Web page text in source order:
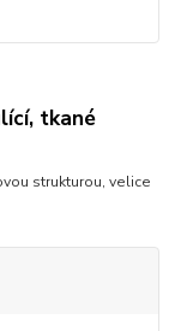
tkané
strukturou, velice